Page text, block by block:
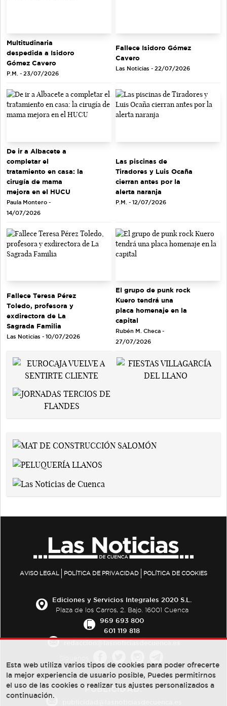
Multitudinaria
despedida a Isidoro
Gómez Cavero
P.M. - 23/07/2026
Fallece Isidoro Gómez
Cavero
Las Noticias - 22/07/2026
De ir a Albacete a
completar el
tratamiento en casa: la
cirugía de mama
mejora en el HUCU
Paula Montero -
14/07/2026
Las piscinas de
Tiradores y Luis Ocaña
cierran antes por la
alerta naranja
P.M. - 12/07/2026
Fallece Teresa Pérez
Toledo, profesora y
exdirectora de La
Sagrada Familia
Las Noticias - 10/07/2026
El grupo de punk rock
Kuero tendrá una
placa homenaje en la
capital
Rubén M. Checa -
27/07/2026
AVISO LEGAL POLÍTICA DE PRIVACIDAD POLÍTICA DE COOKIES
Ediciones y Servicios Integrales 2020 S.L.
Plaza de los Carros, 2. Bajo. 16001 Cuenca
969 693 800
601 119 818
PUBLICIDAD:
Esta web utiliza varios tipos de cookies para poder ofrecerte
la mejor experiencia de usuario posible, Puedes permitirnos
el uso de las cookies o realizar tus ajustes personalizados a
continuación.